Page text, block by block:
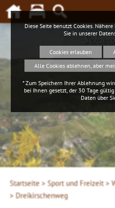
Klaus Hansen, © Schluchtensteig
Startseite > Sport und Freizeit >
> Dreikirschenweg
Diese Seite benutzt Cookies.
Sie in unserer
Cookies erlauben
Alle Cookies ablehnen, aber
* Zum Speichern Ihrer Ablehnung
bei Ihnen gesetzt, der 30 Tage
Daten über